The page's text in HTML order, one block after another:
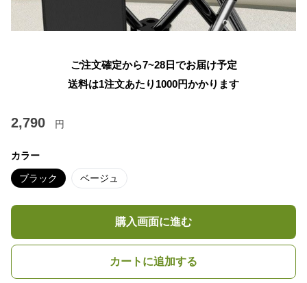
ご注文確定から7~28日でお届け予定
送料は1注文あたり 1000円かかります
2,790 円
カラー
ブラック ベージュ
購入画面に進む
カートに追加する